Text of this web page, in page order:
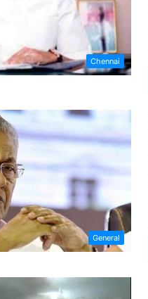
Chennai
General